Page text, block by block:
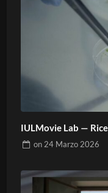
IULMovie Lab —
on 24 Marzo 2026